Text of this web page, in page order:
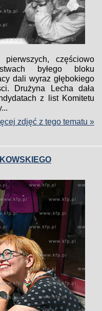
częściowo
byłego bloku
dali wyraz głębokiego
Drużyna Lecha dała
z list Komitetu
zdjęć z tego tematu »